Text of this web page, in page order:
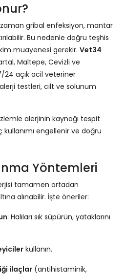
gribal enfeksiyon, mantar
Bu nedenle doğru teşhis
muayenesi gerekir. Vet34
Maltepe, Cevizli ve
açık acil veteriner
testleri, cilt ve solunum
alerjinin kaynağı tespit
engellenir ve doğru
Yöntemleri
tamamen ortadan
alınabilir. İşte öneriler:
: Halıları sık süpürün, yataklarını
kullanın.
ilaçlar (antihistaminik,